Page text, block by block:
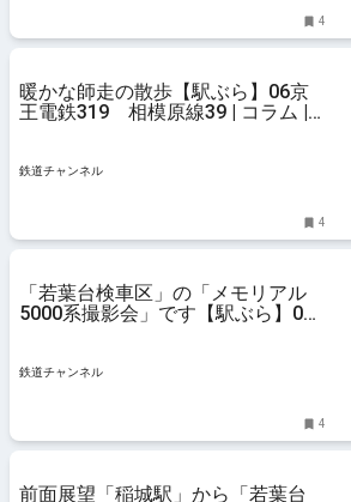
4
暖かな師走の散歩【駅ぶら】06京
王電鉄319 相模原線39 | コラム |
鉄道チャンネル
4
「若葉台検車区」の「メモリアル
5000系撮影会」です【駅ぶら】06
鉄道チャンネル
4
前面展望「稲城駅」から「若葉台